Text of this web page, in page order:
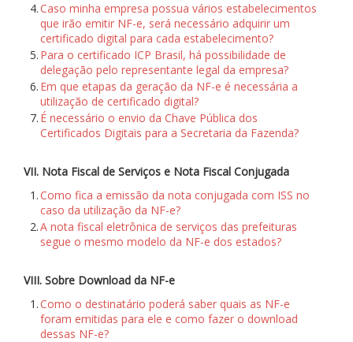
4.Caso minha empresa possua vários estabelecimentos
que irão emitir NF-e, será necessário adquirir um
certificado digital para cada estabelecimento?
5. Para o certificado ICP Brasil, há possibilidade de
delegação pelo representante legal da empresa?
6. Em que etapas da geração da NF-e é necessária a
utilização de certificado digital?
7. É necessário o envio da Chave Pública dos
Certificados Digitais para a Secretaria da Fazenda?
VII. Nota Fiscal de Serviços e Nota Fiscal Conjugada
1.Como fica a emissão da nota conjugada com ISS no
caso da utilização da NF-e?
2.A nota fiscal eletrônica de serviços das prefeituras
segue o mesmo modelo da NF-e dos estados?
VIII. Sobre Download da NF-e
1.Como o destinatário poderá saber quais as NF-e
foram emitidas para ele e como fazer o download
dessas NF-e?